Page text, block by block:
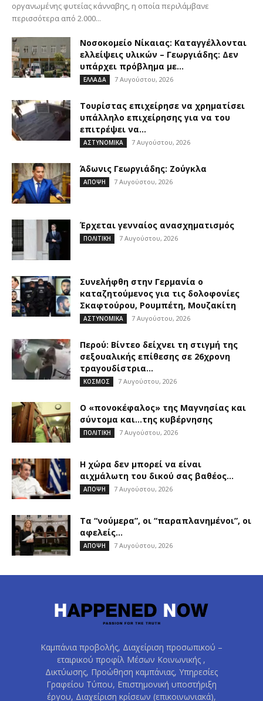
οργανωμένης φυτείας κάνναβης, η οποία περιλάμβανε
περισσότερα από 2.000...
Νοσοκομείο Νίκαιας: Καταγγέλλονται
ελλείψεις υλικών – Γεωργιάδης: Δεν
υπάρχει πρόβλημα με...
ΕΛΛΑΔΑ 7 Αυγούστου, 2026
Τουρίστας επιχείρησε να χρηματίσει
υπάλληλο επιχείρησης για να του
επιτρέψει να...
ΑΣΤΥΝΟΜΙΚΑ 7 Αυγούστου, 2026
Άδωνις Γεωργιάδης: Ζούγκλα
ΑΠΟΨΗ 7 Αυγούστου, 2026
Έρχεται γενναίος ανασχηματισμός
ΠΟΛΙΤΙΚΗ 7 Αυγούστου, 2026
Συνελήφθη στην Γερμανία ο
καταζητούμενος για τις δολοφονίες
Σκαφτούρου, Ρουμπέτη, Μουζακίτη
ΑΣΤΥΝΟΜΙΚΑ 7 Αυγούστου, 2026
Περού: Βίντεο δείχνει τη στιγμή της
σεξουαλικής επίθεσης σε 26χρονη
τραγουδίστρια...
ΚΟΣΜΟΣ 7 Αυγούστου, 2026
Ο «πονοκέφαλος» της Μαγνησίας και
σύντομα και…της κυβέρνησης
ΠΟΛΙΤΙΚΗ 7 Αυγούστου, 2026
Η χώρα δεν μπορεί να είναι
αιχμάλωτη του δικού σας βαθέος...
ΑΠΟΨΗ 7 Αυγούστου, 2026
Τα “νούμερα”, οι “παραπλανημένοι”, οι
αφελείς…
ΑΠΟΨΗ 7 Αυγούστου, 2026
Καμπάνια προβολής, Διαχείριση προσωπικού –
εταιρικού προφίλ Μέσων Κοινωνικής ,
Δικτύωσης, Προώθηση καμπάνιας, Υπηρεσίες
Γραφείου Τύπου, Επιστημονική υποστήριξη
έργου, Διαχείριση κρίσεων (επικοινωνιακά),